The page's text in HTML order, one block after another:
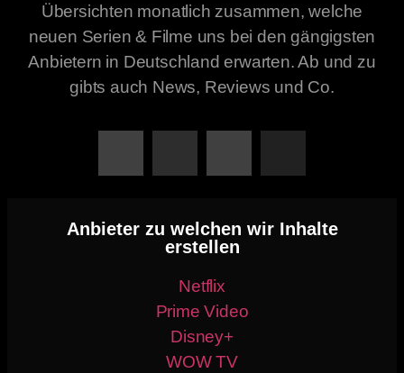
Übersichten monatlich zusammen, welche
neuen Serien & Filme uns bei den gängigsten
Anbietern in Deutschland erwarten. Ab und zu
gibts auch News, Reviews und Co.
Anbieter zu welchen wir Inhalte
erstellen
Netflix
Prime Video
Disney+
WOW TV